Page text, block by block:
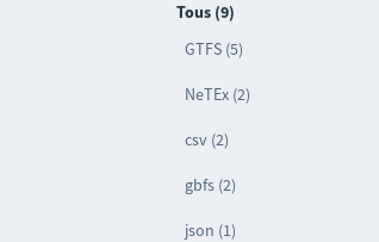
Tous (9)
GTFS (5)
NeTEx (2)
csv (2)
gbfs (2)
json (1)